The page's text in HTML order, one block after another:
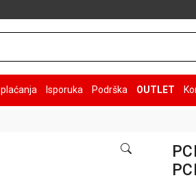
plaćanja Isporuka Podrška OUTLET